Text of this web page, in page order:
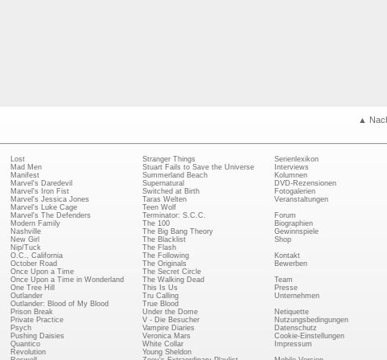
▲
Lost
Mad Men
Manifest
Marvel's Daredevil
Marvel's Iron Fist
Marvel's Jessica Jones
Marvel's Luke Cage
Marvel's The Defenders
Modern Family
Nashville
New Girl
Nip/Tuck
O.C., California
October Road
Once Upon a Time
Once Upon a Time in Wonderland
One Tree Hill
Outlander
Outlander: Blood of My Blood
Prison Break
Private Practice
Psych
Pushing Daisies
Quantico
Revolution
Stranger Things
Stuart Fails to Save the Universe
Summerland Beach
Supernatural
Switched at Birth
Taras Welten
Teen Wolf
Terminator: S.C.C.
The 100
The Big Bang Theory
The Blacklist
The Flash
The Following
The Originals
The Secret Circle
The Walking Dead
This Is Us
Tru Calling
True Blood
Under the Dome
V - Die Besucher
Vampire Diaries
Veronica Mars
White Collar
Young Sheldon
Serienlexikon
Interviews
Kolumnen
DVD-Rezensionen
Fotogalerien
Veranstaltungen
Forum
Biographien
Gewinnspiele
Shop
Kontakt
Bewerben
Team
Presse
Unternehmen
Netiquette
Nutzungsbedingungen
Datenschutz
Cookie-Einstellungen
Impressum